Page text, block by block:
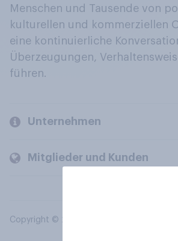
Menschen und Tausende von
kulturellen und kommerziellen
eine kontinuierliche
Überzeugungen,
führen.
Unternehmen
Mitglieder und Kunden
Copyright © 2026 YouGov PLC. Alle